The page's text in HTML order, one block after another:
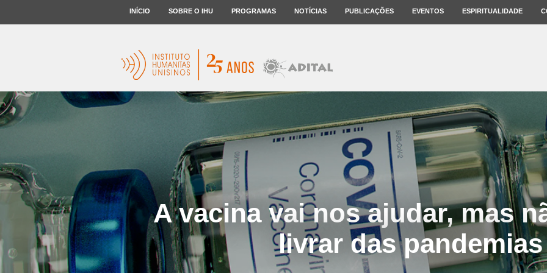
INÍCIO SOBRE O IHU PROGRAMAS NOTÍCIAS PUBLICAÇÕES EVENTOS ESPIRITUALIDADE
A vacina vai nos ajudar, mas
livrar das pandemias